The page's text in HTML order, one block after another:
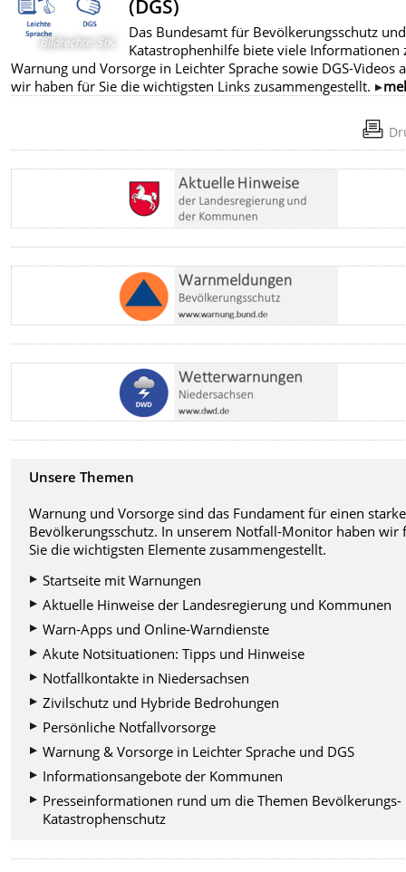
Bildrechte: StK
(DGS)
Das Bundesamt für Bevölkerungsschutz und
Katastrophenhilfe biete viele Informationen
Warnung und Vorsorge in Leichter Sprache sowie DGS-Videos
wir haben für Sie die wichtigsten Links zusammengestellt.
Unsere Themen
Warnung und Vorsorge sind das Fundament für einen
Bevölkerungsschutz. In unserem Notfall-Monitor haben wir
Sie die wichtigsten Elemente zusammengestellt.
Startseite mit Warnungen
Aktuelle Hinweise der Landesregierung und Kommunen
Warn-Apps und Online-Warndienste
Akute Notsituationen: Tipps und Hinweise
Notfallkontakte in Niedersachsen
Zivilschutz und Hybride Bedrohungen
Persönliche Notfallvorsorge
Warnung & Vorsorge in Leichter Sprache und DGS
Informationsangebote der Kommunen
Presseinformationen rund um die Themen Bevölkerungs-
Katastrophenschutz